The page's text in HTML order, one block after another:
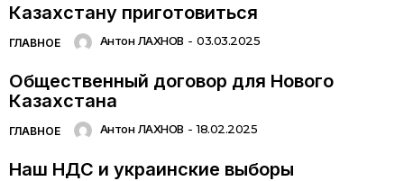
Казахстану приготовиться
ГЛАВНОЕ Антон ЛАХНОВ - 03.03.2025
Общественный договор для Нового
Казахстана
ГЛАВНОЕ Антон ЛАХНОВ - 18.02.2025
Наш НДС и украинские выборы